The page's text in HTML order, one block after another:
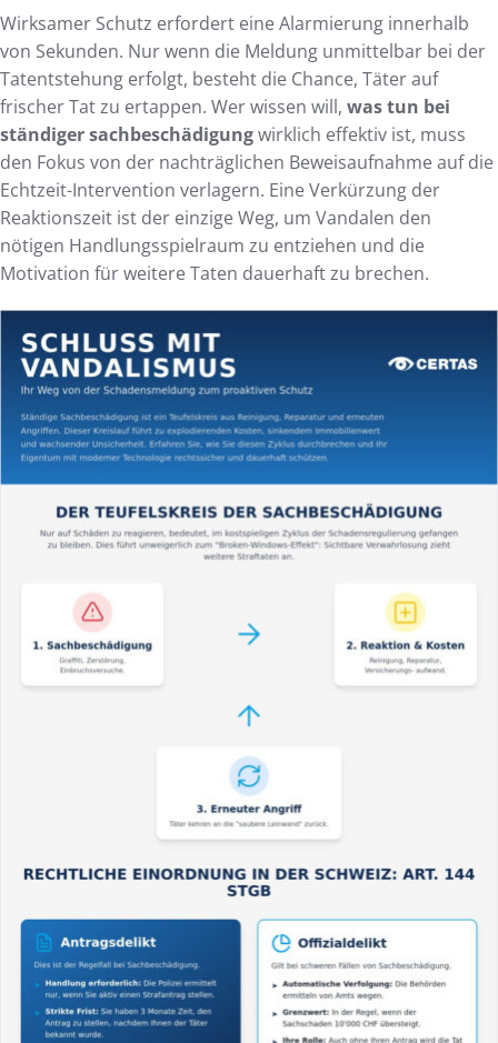
Wirksamer Schutz erfordert eine Alarmierung innerhalb
von Sekunden. Nur wenn die Meldung unmittelbar bei der
Tatentstehung erfolgt, besteht die Chance, Täter auf
frischer Tat zu ertappen. Wer wissen will, was tun bei
ständiger sachbeschädigungwirklich effektiv ist, muss
den Fokus von der nachträglichen Beweisaufnahme auf die
Echtzeit-Intervention verlagern. Eine Verkürzung der
Reaktionszeit ist der einzige Weg, um Vandalen den
nötigen Handlungsspielraum zu entziehen und die
Motivation für weitere Taten dauerhaft zu brechen.